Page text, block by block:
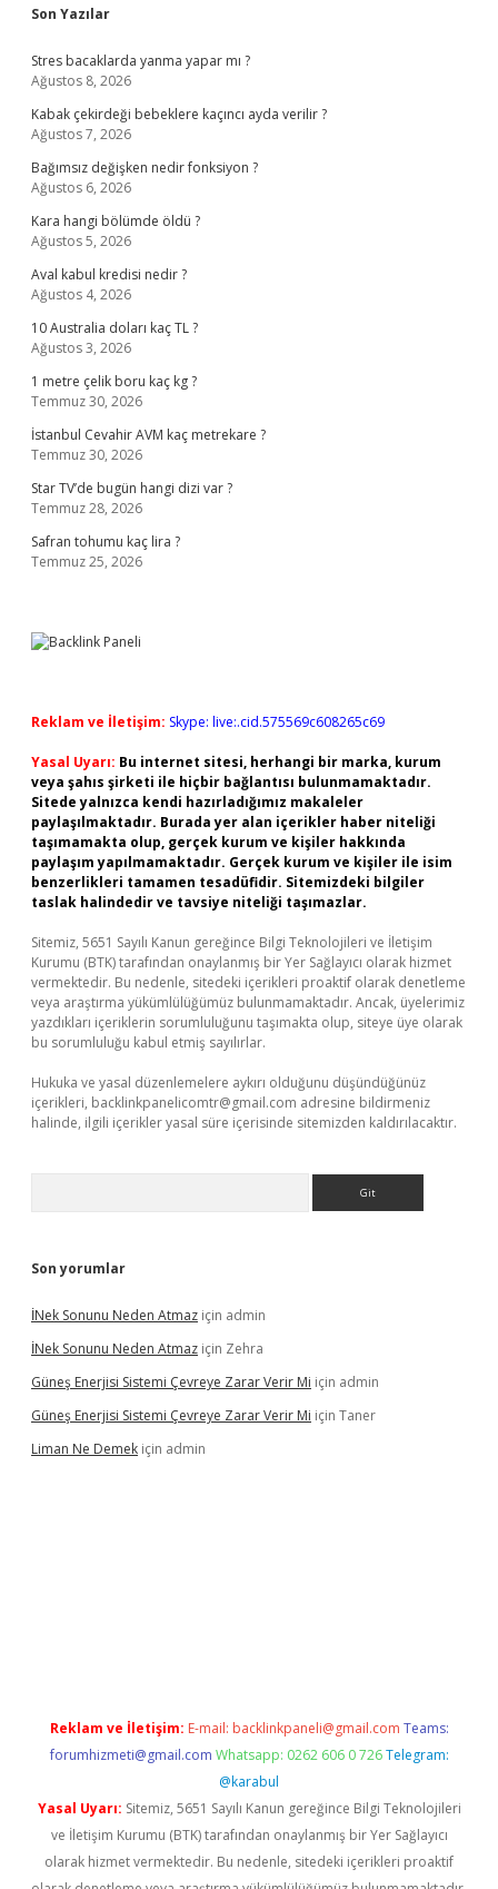
Sidebar
Son Yazılar
Stres bacaklarda yanma yapar mı ?
Ağustos 8, 2026
Kabak çekirdeği bebeklere kaçıncı ayda verilir ?
Ağustos 7, 2026
Bağımsız değişken nedir fonksiyon ?
Ağustos 6, 2026
Kara hangi bölümde öldü ?
Ağustos 5, 2026
Aval kabul kredisi nedir ?
Ağustos 4, 2026
10 Australia doları kaç TL ?
Ağustos 3, 2026
1 metre çelik boru kaç kg ?
Temmuz 30, 2026
İstanbul Cevahir AVM kaç metrekare ?
Temmuz 30, 2026
Star TV’de bugün hangi dizi var ?
Temmuz 28, 2026
Safran tohumu kaç lira ?
Temmuz 25, 2026
Reklam ve İletişim: Skype: live:.cid.575569c608265c69
Yasal Uyarı: Bu internet sitesi, herhangi bir marka, kurum
veya şahıs şirketi ile hiçbir bağlantısı bulunmamaktadır.
Sitede yalnızca kendi hazırladığımız makaleler
paylaşılmaktadır. Burada yer alan içerikler haber niteliği
taşımamakta olup, gerçek kurum ve kişiler hakkında
paylaşım yapılmamaktadır. Gerçek kurum ve kişiler ile isim
benzerlikleri tamamen tesadüfidir. Sitemizdeki bilgiler
taslak halindedir ve tavsiye niteliği taşımazlar.
Sitemiz, 5651 Sayılı Kanun gereğince Bilgi Teknolojileri ve İletişim
Kurumu (BTK) tarafından onaylanmış bir Yer Sağlayıcı olarak hizmet
vermektedir. Bu nedenle, sitedeki içerikleri proaktif olarak denetleme
veya araştırma yükümlülüğümüz bulunmamaktadır. Ancak, üyelerimiz
yazdıkları içeriklerin sorumluluğunu taşımakta olup, siteye üye olarak
bu sorumluluğu kabul etmiş sayılırlar.
Hukuka ve yasal düzenlemelere aykırı olduğunu düşündüğünüz
içerikleri, backlinkpanelicomtr@gmail.com adresine bildirmeniz
halinde, ilgili içerikler yasal süre içerisinde sitemizden kaldırılacaktır.
Son yorumlar
İNek Sonunu Neden Atmaz için admin
İNek Sonunu Neden Atmaz için Zehra
Güneş Enerjisi Sistemi Çevreye Zarar Verir Mi için admin
Güneş Enerjisi Sistemi Çevreye Zarar Verir Mi için Taner
Liman Ne Demek için admin
Reklam ve İletişim: E-mail: backlinkpaneli@gmail.com Teams:
forumhizmeti@gmail.com Whatsapp: 0262 606 0 726 Telegram:
@karabul
Yasal Uyarı: Sitemiz, 5651 Sayılı Kanun gereğince Bilgi Teknolojileri
ve İletişim Kurumu (BTK) tarafından onaylanmış bir Yer Sağlayıcı
olarak hizmet vermektedir. Bu nedenle, sitedeki içerikleri proaktif